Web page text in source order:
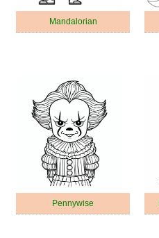
Mandalorian
Pennywise